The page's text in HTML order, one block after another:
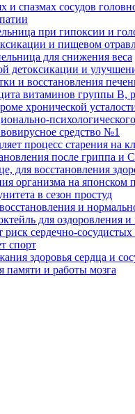
спазмах сосудов
при гипоксии и
и пищевом
для снижения веса
детоксикации и
и восстановления
витаминов группы В,
хронической
средство №1
процесс старения на
после гриппа и
для восстановления
организма на японском
в сезон простуд
и
для оздоровления и
сердечно-сосудистых
спорт
здоровья сердца и
памяти и работы мозга